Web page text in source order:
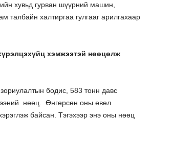
хувьд гурван шүүрний машин,
халтиргаа гулгааг арилгахаар
хэмжээтэй нөөцөлж
бодис, 583 тонн давс
нөөц. Өнгөрсөн оны өвөл
байсан. Тэгэхээр энэ оны нөөц